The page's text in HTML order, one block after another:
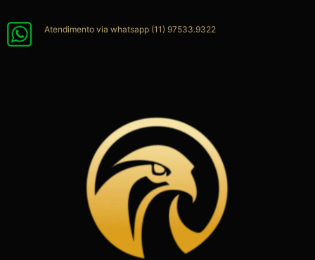
para
Atendimento via whatsapp (11) 97533.9322